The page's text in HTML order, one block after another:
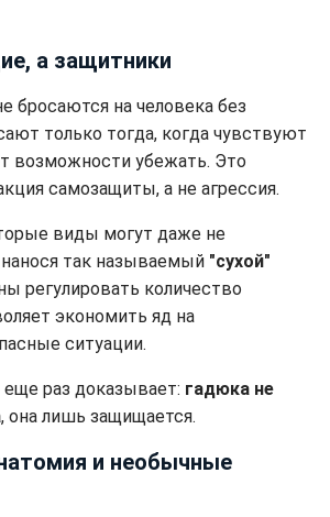
а защитники
бросаются на человека без
только тогда, когда чувствуют
возможности убежать. Это
самозащиты, а не агрессия.
виды могут даже не
так называемый "сухой"
регулировать количество
экономить яд на
ситуации.
раз доказывает: гадюка не
, она лишь защищается.
и необычные